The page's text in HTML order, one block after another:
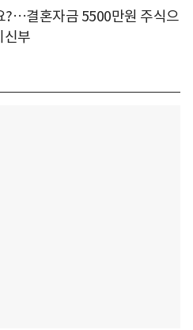
?…결혼자금 5500만원 주식으
신부